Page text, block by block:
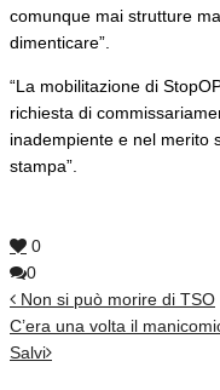
comunque mai strutture
dimenticare”.
“La mobilitazione di
richiesta di
inadempiente e nel merito
stampa”.
0
0
Non si può morire di TSO
C’era una volta il
Salvi